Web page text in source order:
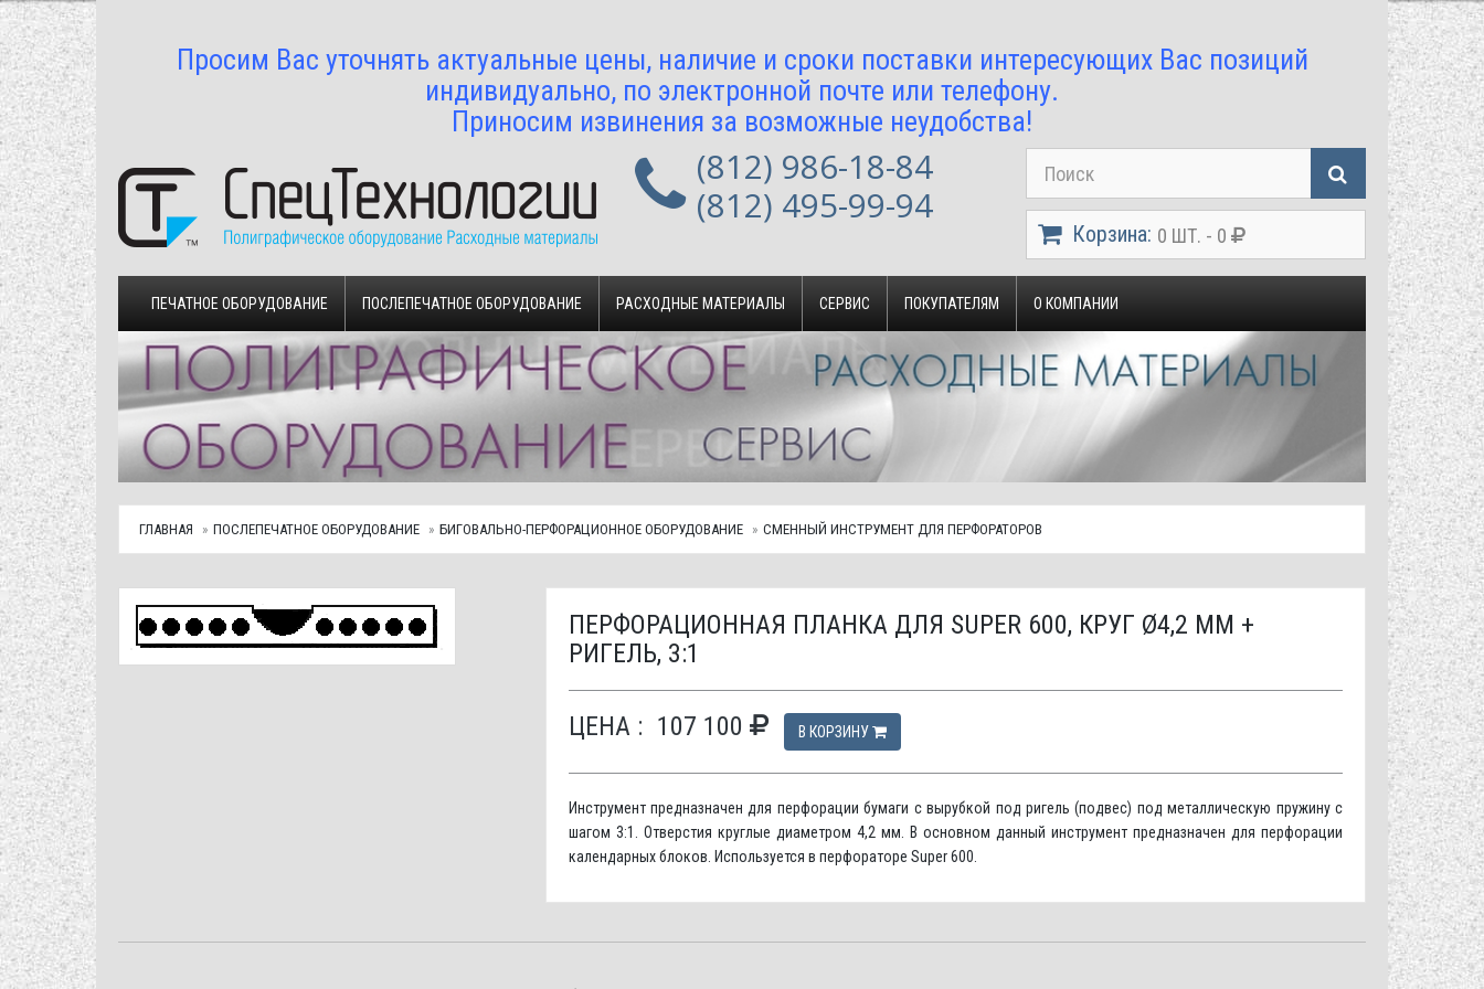
Просим Вас уточнять актуальные цены, наличие и сроки поставки интересующих Вас позиций
индивидуально, по электронной почте или телефону.
Приносим извинения за возможные неудобства!
(812) 986-18-84
(812) 495-99-94
Корзина: 0 ШТ. - 0
ПЕЧАТНОЕ ОБОРУДОВАНИЕ ПОСЛЕПЕЧАТНОЕ ОБОРУДОВАНИЕ РАСХОДНЫЕ МАТЕРИАЛЫ СЕРВИС ПОКУПАТЕЛЯМ О КОМПАНИИ
ГЛАВНАЯ ПОСЛЕПЕЧАТНОЕ ОБОРУДОВАНИЕ БИГОВАЛЬНО-ПЕРФОРАЦИОННОЕ ОБОРУДОВАНИЕ СМЕННЫЙ ИНСТРУМЕНТ ДЛЯ ПЕРФОРАТОРОВ
ПЕРФОРАЦИОННАЯ ПЛАНКА ДЛЯ SUPER 600, КРУГ Ø4,2 ММ +
РИГЕЛЬ, 3:1
ЦЕНА : 107 100 В КОРЗИНУ
Инструмент предназначен для перфорации бумаги с вырубкой под ригель (подвес) под металлическую пружину с
шагом 3:1. Отверстия круглые диаметром 4,2 мм. В основном данный инструмент предназначен для перфорации
календарных блоков. Используется в перфораторе Super 600.